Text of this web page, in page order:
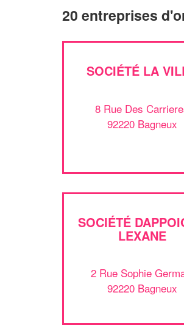
20 entreprises
SOCIÉTÉ LA
8 Rue Des
92220 Bagneux
SOCIÉTÉ
LEXANE
2 Rue Sophie
92220 Bagneux